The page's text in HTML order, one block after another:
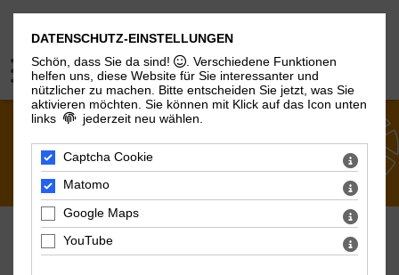
FACHBEREICHE
DATENSCHUTZ-EINSTELLUNGEN
Schön, dass Sie da sind!
. Verschiedene Funktionen
helfen uns, diese Website für Sie interessanter und
nützlicher zu machen.
Bitte entscheiden Sie jetzt, was Sie
aktivieren möchten. Sie können mit Klick auf das Icon unten
links
jederzeit neu wählen.
Captcha Cookie
Matomo
Google Maps
YouTube